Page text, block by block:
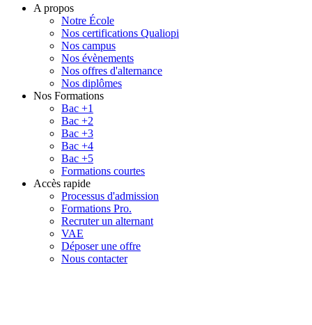
A propos
Notre École
Nos certifications Qualiopi
Nos campus
Nos évènements
Nos offres d'alternance
Nos diplômes
Nos Formations
Bac +1
Bac +2
Bac +3
Bac +4
Bac +5
Formations courtes
Accès rapide
Processus d'admission
Formations Pro.
Recruter un alternant
VAE
Déposer une offre
Nous contacter